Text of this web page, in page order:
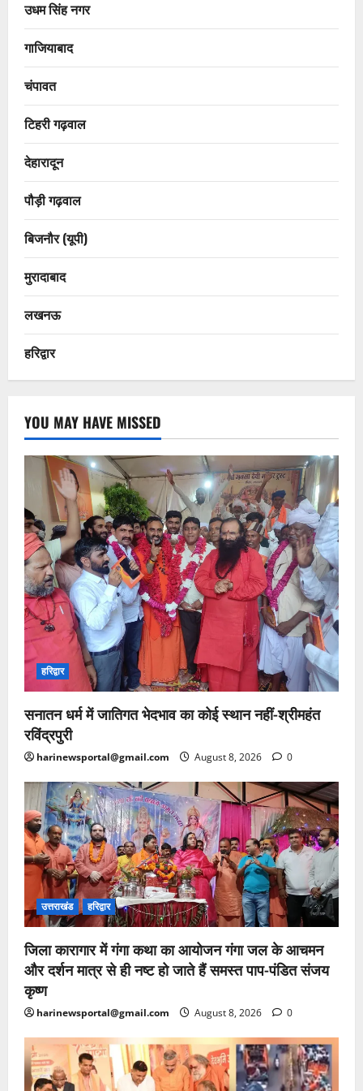
उधम सिंह नगर
गाजियाबाद
चंपावत
टिहरी गढ़वाल
देहारादून
पौड़ी गढ़वाल
बिजनौर (यूपी)
मुरादाबाद
लखनऊ
हरिद्वार
YOU MAY HAVE MISSED
हरिद्वार
सनातन धर्म में जातिगत भेदभाव का कोई स्थान नहीं-श्रीमहंत
रविंद्रपुरी
harinewsportal@gmail.com August 8, 2026 0
उत्तराखंड हरिद्वार
जिला कारागार में गंगा कथा का आयोजन गंगा जल के आचमन
और दर्शन मात्र से ही नष्ट हो जाते हैं समस्त पाप-पंडित संजय
कृष्ण
harinewsportal@gmail.com August 8, 2026 0